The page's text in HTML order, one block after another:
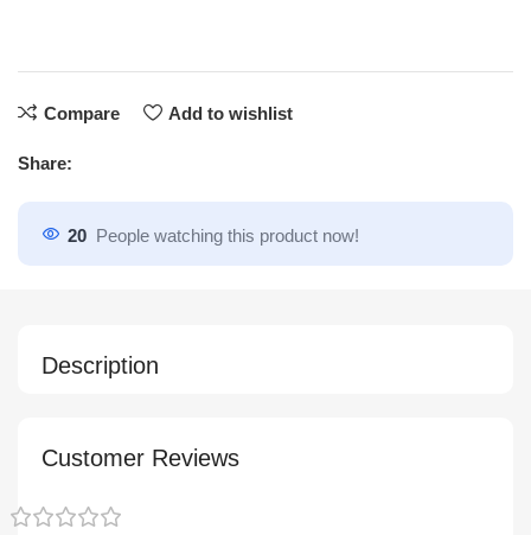
Compare Add to wishlist
Share:
20 People watching this product now!
Description
Customer Reviews